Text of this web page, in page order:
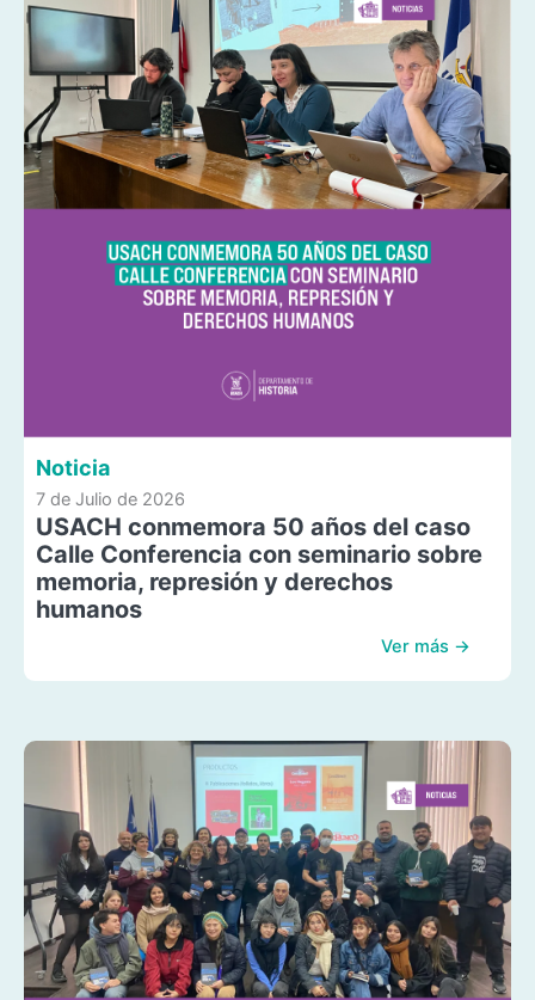
Noticia
7 de Julio de 2026
USACH conmemora 50 años del caso
Calle Conferencia con seminario sobre
memoria, represión y derechos
humanos
Ver más →